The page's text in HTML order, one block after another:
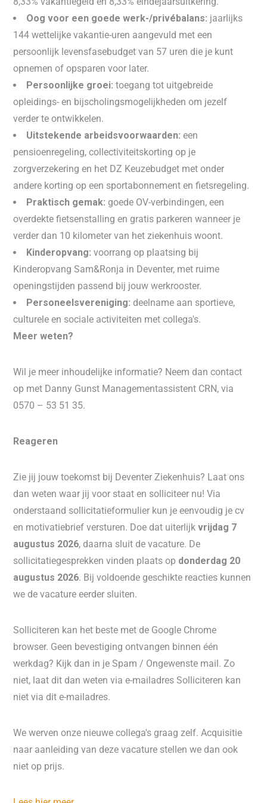
Oog voor een goede werk-/privébalans: jaarlijks
144 wettelijke vakantie-uren aangevuld met een
persoonlijk levensfasebudget van 57 uren die je kunt
opnemen of opsparen voor later.
Persoonlijke groei:toegang tot uitgebreide
opleidings- en bijscholingsmogelijkheden om jezelf
verder te ontwikkelen.
Uitstekende arbeidsvoorwaarden:een
pensioenregeling, collectiviteitskorting op je
zorgverzekering en het DZ Keuzebudget met onder
andere korting op een sportabonnement en fietsregeling.
Praktisch gemak: goede OV-verbindingen, een
overdekte fietsenstalling en gratis parkeren wanneer je
verder dan 10 kilometer van het ziekenhuis woont.
Kinderopvang:voorrang op plaatsing bij
Kinderopvang Sam&Ronja in Deventer, met ruime
openingstijden passend bij jouw werkrooster.
Personeelsvereniging:deelname aan sportieve,
culturele en sociale activiteiten met collega's.
Meer weten?
Wil je meer inhoudelijke informatie? Neem dan contact
op met Danny Gunst Managementassistent CRN, via
0570 – 53 51 35.
Reageren
Zie jij jouw toekomst bij Deventer Ziekenhuis? Laat ons
dan weten waar jij voor staat en solliciteer nu! Via
onderstaand sollicitatieformulier kun je eenvoudig je cv
en motivatiebrief versturen. Doe dat uiterlijkvrijdag 7
augustus 2026, daarna sluit de vacature. De
sollicitatiegesprekken vinden plaats op donderdag 20
augustus 2026. Bij voldoende geschikte reacties kunnen
we de vacature eerder sluiten.
Solliciteren kan het beste met de Google Chrome
browser. Geen bevestiging ontvangen binnen één
werkdag? Kijk dan in je Spam / Ongewenste mail. Zo
niet, laat dit dan weten via e-mailadres Solliciteren kan
niet via dit e-mailadres.
We werven onze nieuwe collega's graag zelf. Acquisitie
naar aanleiding van deze vacature stellen we dan ook
niet op prijs.